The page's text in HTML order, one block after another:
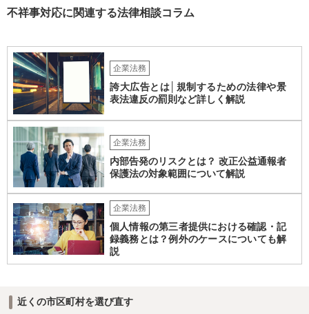
能性はあるでしょう。 対応としては、まず会社から何を求められてい
意に責任を認める文書を作成したり、損害負担を約束したりすること
は避けるべきです。一方で、在職中の業務内容、権限分掌、引継ぎ資
料、不正を認識していなかった事情を整理し、必要な範囲で調査に協
力することは考えられます。 仮に、金銭請求や責任追及を示唆されて
いる場合には、会社とのやり取りを保存し、弁護士に相談したうえで
対応なさった方がよいでしょう。
不祥事対応に関連する法律相談コラム
企業法務
誇大広告とは│規制するための法律や景
表法違反の罰則など詳しく解説
企業法務
内部告発のリスクとは？ 改正公益通報者
保護法の対象範囲について解説
企業法務
個人情報の第三者提供における確認・記
録義務とは？例外のケースについても解
説
近くの市区町村を選び直す